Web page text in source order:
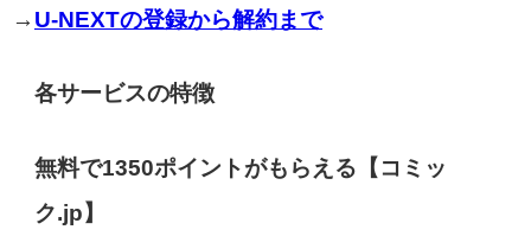
→ U-NEXTの登録から解約まで
各サービスの特徴
無料で1350ポイントがもらえる【コミッ
ク.jp】